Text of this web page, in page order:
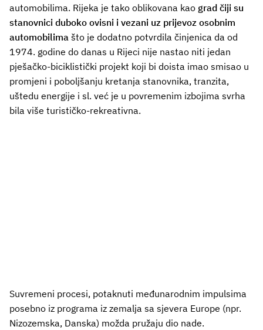
automobilima. Rijeka je tako oblikovana kao grad čiji su
stanovnici duboko ovisni i vezani uz prijevoz osobnim
automobilima što je dodatno potvrdila činjenica da od
1974. godine do danas u Rijeci nije nastao niti jedan
pješačko-biciklistički projekt koji bi doista imao smisao u
promjeni i poboljšanju kretanja stanovnika, tranzita,
uštedu energije i sl. već je u povremenim izbojima svrha
bila više turističko-rekreativna.
Suvremeni procesi, potaknuti međunarodnim impulsima
posebno iz programa iz zemalja sa sjevera Europe (npr.
Nizozemska, Danska) možda pružaju dio nade.